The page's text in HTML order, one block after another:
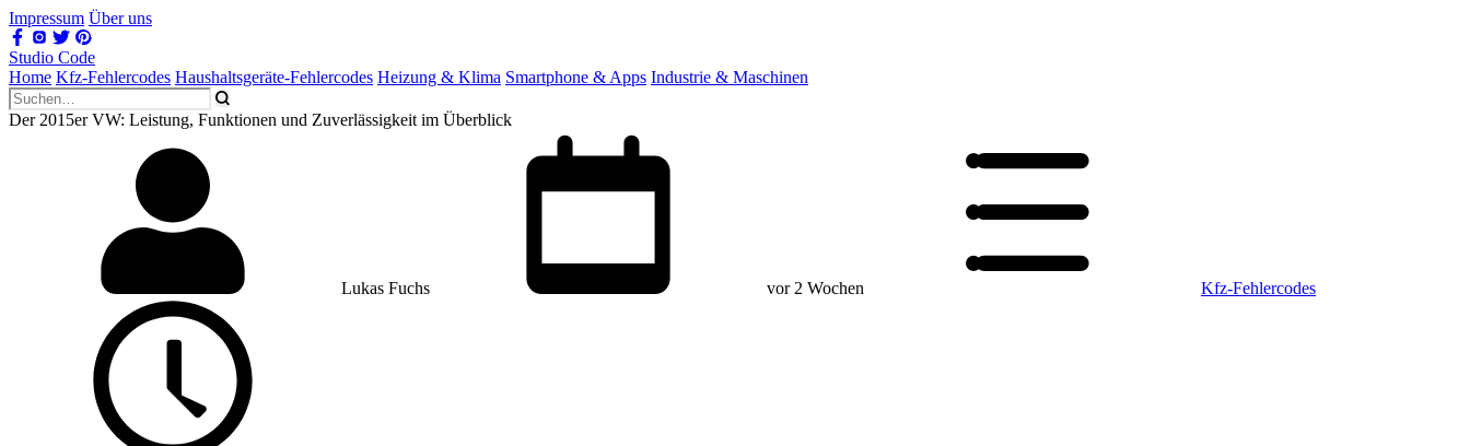
Impressum Über uns
Studio Code
Home Kfz-Fehlercodes Haushaltsgeräte-Fehlercodes Heizung & Klima Smartphone & Apps Industrie & Maschinen
Der 2015er VW: Leistung, Funktionen und Zuverlässigkeit im Überblick
Lukas Fuchs vor 2 Wochen Kfz-Fehlercodes